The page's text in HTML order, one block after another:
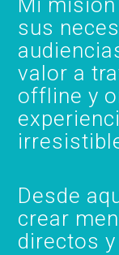
Mi
sus
valor a
offline y
Desde
crear
directos